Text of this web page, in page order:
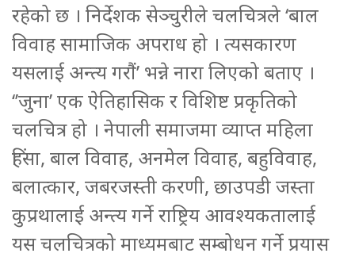
रहेको छ । निर्देशक सेञ्चुरीले चलचित्रले ‘बाल
विवाह सामाजिक अपराध हो । त्यसकारण
यसलाई अन्त्य गरौं’ भन्ने नारा लिएको बताए ।
‘’जुना’ एक ऐतिहासिक र विशिष्ट प्रकृतिको
चलचित्र हो । नेपाली समाजमा व्याप्त महिला
हिंसा, बाल विवाह, अनमेल विवाह, बहुविवाह,
बलात्कार, जबरजस्ती करणी, छाउपडी जस्ता
कुप्रथालाई अन्त्य गर्ने राष्ट्रिय आवश्यकतालाई
यस चलचित्रको माध्यमबाट सम्बोधन गर्ने प्रयास